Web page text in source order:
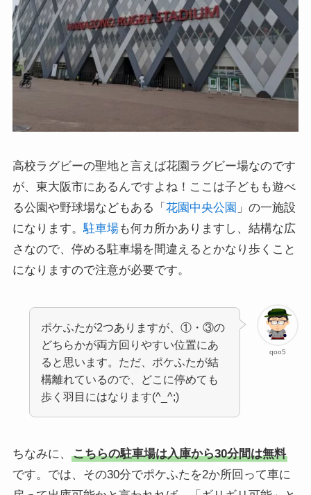
高校ラグビーの聖地と言えば花園ラグビー場なのです
が、東大阪市にあるんですよね！ここは子どもも遊べ
る公園や野球場などもある「 花園中央公園 」の一施設
になります。 駐車場も何カ所かありますし、結構な広
さなので、停める駐車場を間違えるとかなり歩くこと
になりますので注意が必要です。
qoo5
ポケふたが2つありますが、①・③の
どちらかが両方回りやすい位置にあ
ると思います。ただ、ポケふたが結
構離れているので、どこに停めても
歩く羽目にはなります(^_^;)
ちなみに、
こちらの駐車場は入庫から30分間は無料
です。では、その30分でポケふたを2か所回って車に